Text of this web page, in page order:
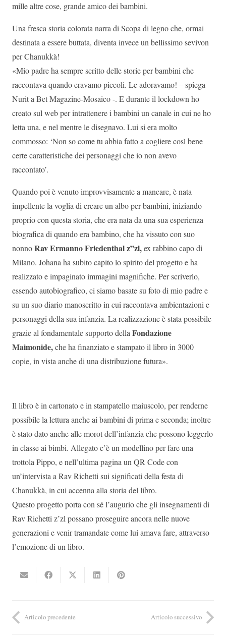
mille altre cose, grande amico dei bambini.
Una fresca storia colorata narra di Scopa di legno che, ormai
destinata a essere buttata, diventa invece un bellissimo sevivon
per Chanukkà!
«Mio padre ha sempre scritto delle storie per bambini che
raccontava quando eravamo piccoli. Le adoravamo! – spiega
Nurit a Bet Magazine-Mosaico -. E durante il lockdown ho
creato sul web per intrattenere i bambini un canale in cui ne ho
letta una, e nel mentre le disegnavo. Lui si era molto
commosso: ‘Non so come tu abbia fatto a cogliere così bene
certe caratteristiche dei personaggi che io non avevo
raccontato’.
Quando poi è venuto improvvisamente a mancare, è nata
impellente la voglia di creare un albo per bambini, iniziando
proprio con questa storia, che era nata da una sua esperienza
biografica di quando era bambino, che ha vissuto con suo
nonnoRav Ermanno Friedenthal z”zl,ex rabbino capo di
Milano. Johana ha subito capito lo spirito del progetto e ha
realizzato e impaginato immagini magnifiche. Per scriverlo,
essendo autobiografico, ci siamo basate su foto di mio padre e
su un suo diario manoscritto in cui raccontava ambientazioni e
personaggi della sua infanzia. La realizzazione è stata possibile
grazie al fondamentale supporto dellaFondazione
Maimonide,che ha finanziato e stampato il libro in 3000
copie, in vista anche di una distribuzione futura».
Il libro è in cartonato e in stampatello maiuscolo, per renderne
possibile la lettura anche ai bambini di prima e seconda; inoltre
è stato dato anche alle morot dell’infanzia che possono leggerlo
in classe ai bimbi. Allegato c’è un modellino per fare una
trottola Pippo, e nell’ultima pagina un QR Code con
un’intervista a Rav Richetti sui significati della festa di
Chanukkà, in cui accenna alla storia del libro.
Questo progetto porta con sé l’augurio che gli insegnamenti di
Rav Richetti z’zl possano proseguire ancora nelle nuove
generazioni e venir tramandate come lui amava fare, attraverso
l’emozione di un libro.
Articolo precedente Articolo successivo